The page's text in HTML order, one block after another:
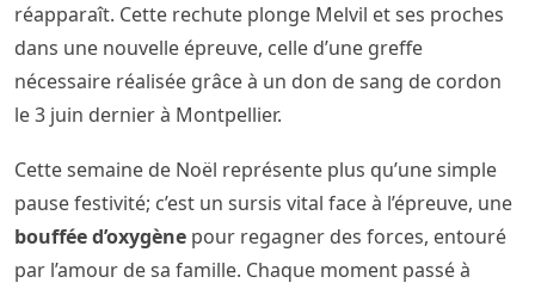
réapparaît. Cette rechute plonge Melvil et ses proches
dans une nouvelle épreuve, celle d’une greffe
nécessaire réalisée grâce à un don de sang de cordon
le 3 juin dernier à Montpellier.
Cette semaine de Noël représente plus qu’une simple
pause festivité; c’est un sursis vital face à l’épreuve, une
bouffée d’oxygène pour regagner des forces, entouré
par l’amour de sa famille. Chaque moment passé à